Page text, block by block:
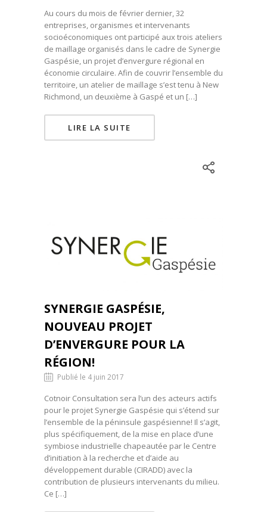
Au cours du mois de février dernier, 32
entreprises, organismes et intervenants
socioéconomiques ont participé aux trois ateliers
de maillage organisés dans le cadre de Synergie
Gaspésie, un projet d’envergure régional en
économie circulaire. Afin de couvrir l’ensemble du
territoire, un atelier de maillage s’est tenu à New
Richmond, un deuxième à Gaspé et un […]
LIRE LA SUITE
SYNERGIE GASPÉSIE,
NOUVEAU PROJET
D’ENVERGURE POUR LA
RÉGION!
Publié le 4 juin 2017
Cotnoir Consultation sera l’un des acteurs actifs
pour le projet Synergie Gaspésie qui s’étend sur
l’ensemble de la péninsule gaspésienne! Il s’agit,
plus spécifiquement, de la mise en place d’une
symbiose industrielle chapeautée par le Centre
d’initiation à la recherche et d’aide au
développement durable (CIRADD) avec la
contribution de plusieurs intervenants du milieu.
Ce […]